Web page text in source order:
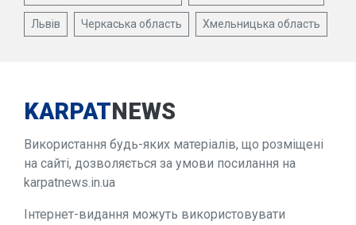
Львів Черкаська область Хмельницька область
KARPATNEWS
Використання будь-яких матеріалів, що розміщені
на сайті, дозволяється за умови посилання на
karpatnews.in.ua
Інтернет-видання можуть використовувати